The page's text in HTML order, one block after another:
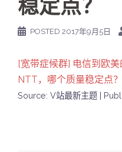
稳定点？
POSTED 2017年9月5日
[宽带症候群] 电信到欧
NTT，哪个质量稳定点？
Source: V站最新主题